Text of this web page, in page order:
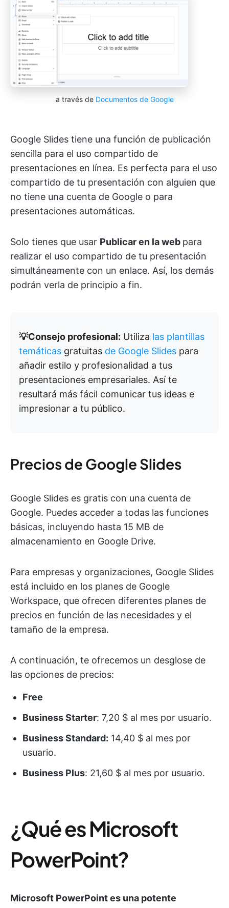
a través de Documentos de Google
Google Slides tiene una función de publicación
sencilla para el uso compartido de
presentaciones en línea. Es perfecta para el uso
compartido de tu presentación con alguien que
no tiene una cuenta de Google o para
presentaciones automáticas.
Solo tienes que usar Publicar en la web para
realizar el uso compartido de tu presentación
simultáneamente con un enlace. Así, los demás
podrán verla de principio a fin.
💡Consejo profesional: Utiliza las plantillas
temáticas gratuitas de Google Slides para
añadir estilo y profesionalidad a tus
presentaciones empresariales. Así te
resultará más fácil comunicar tus ideas e
impresionar a tu público.
Precios de Google Slides
Google Slides es gratis con una cuenta de
Google. Puedes acceder a todas las funciones
básicas, incluyendo hasta 15 MB de
almacenamiento en Google Drive.
Para empresas y organizaciones, Google Slides
está incluido en los planes de Google
Workspace, que ofrecen diferentes planes de
precios en función de las necesidades y el
tamaño de la empresa.
A continuación, te ofrecemos un desglose de
las opciones de precios:
Free
Business Starter: 7,20 $ al mes por usuario.
Business Standard: 14,40 $ al mes por
usuario.
Business Plus: 21,60 $ al mes por usuario.
¿Qué es Microsoft
PowerPoint?
Microsoft PowerPoint es una potente